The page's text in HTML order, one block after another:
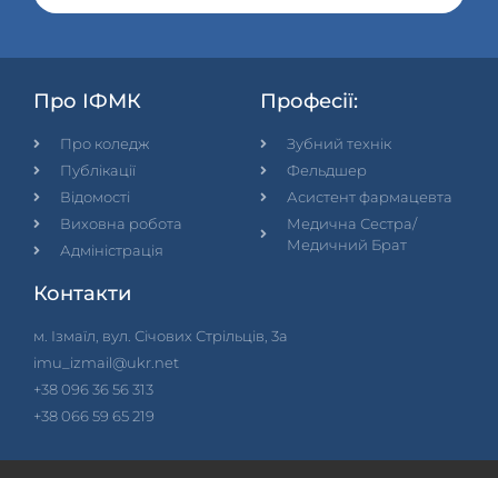
Про ІФМК
Про коледж
Публікації
Відомості
Виховна робота
Адміністрація
Професії:
Зубний технік
Фельдшер
Асистент фармацевта
Медична Сестра/
Медичний Брат
Контакти
м. Ізмаїл, вул. Січових Стрільців, 3а
imu_izmail@ukr.net
+38 096 36 56 313
+38 066 59 65 219